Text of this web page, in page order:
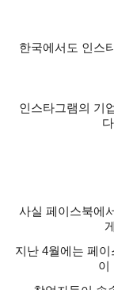
한국에서도 인스
인스타그램의 기
다
사실 페이스북에
지난 4월에는 페이
이